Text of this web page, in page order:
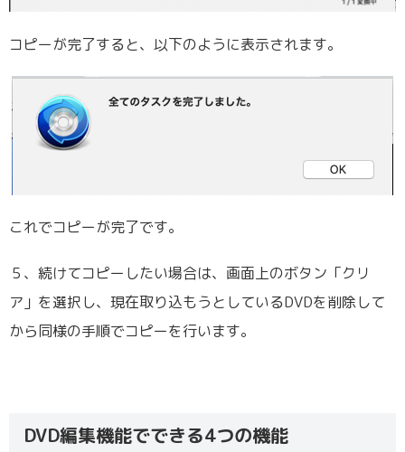
コピーが完了すると、以下のように表示されます。
これでコピーが完了です。
５、続けてコピーしたい場合は、画面上のボタン「クリ
ア」を選択し、現在取り込もうとしているDVDを削除して
から同様の手順でコピーを行います。
DVD編集機能でできる4つの機能